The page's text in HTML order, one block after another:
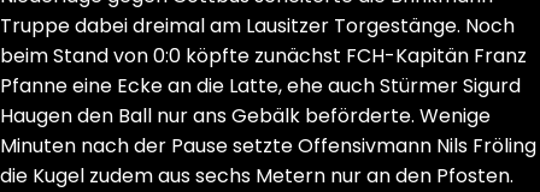
Truppe dabei dreimal am Lausitzer Torgestänge. Noch
beim Stand von 0:0 köpfte zunächst FCH-Kapitän Franz
Pfanne eine Ecke an die Latte, ehe auch Stürmer Sigurd
Haugen den Ball nur ans Gebälk beförderte. Wenige
Minuten nach der Pause setzte Offensivmann Nils Fröling
die Kugel zudem aus sechs Metern nur an den Pfosten.